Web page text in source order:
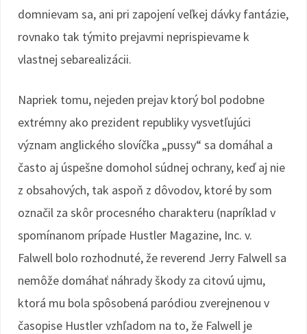
domnievam sa, ani pri zapojení veľkej dávky fantázie,
rovnako tak týmito prejavmi neprispievame k
vlastnej sebarealizácii.
Napriek tomu, nejeden prejav ktorý bol podobne
extrémny ako prezident republiky vysvetľujúci
význam anglického slovíčka „pussy“ sa domáhal a
často aj úspešne domohol súdnej ochrany, keď aj nie
z obsahových, tak aspoň z dôvodov, ktoré by som
označil za skôr procesného charakteru (napríklad v
spomínanom prípade Hustler Magazine, Inc. v.
Falwell bolo rozhodnuté, že reverend Jerry Falwell sa
nemôže domáhať náhrady škody za citovú ujmu,
ktorá mu bola spôsobená paródiou zverejnenou v
časopise Hustler vzhľadom na to, že Falwell je